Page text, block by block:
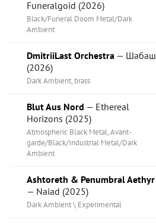
Funeralgoid (2026)
Black/Funeral Doom Metal/Dark
Ambient
DmitriiLast Orchestra — Шабаш
(2026)
Dark Ambient, brass
Blut Aus Nord — Ethereal
Horizons (2025)
Atmospheric Black Metal, Avant-
garde/Black/Industrial Metal/Dark
Ambient
Ashtoreth & Penumbral Aethyr
— Naiad (2025)
Dark Ambient \ Experimental